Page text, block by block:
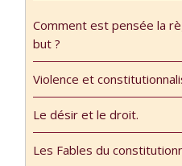
encore
: Notre père qui
êtes aux c/tieux.
J’en parle cette
fois avec Yves
Glorian,
journaliste et
Comment est pensée la
but ?
Violence et
Le désir et le droit.
Les Fables du